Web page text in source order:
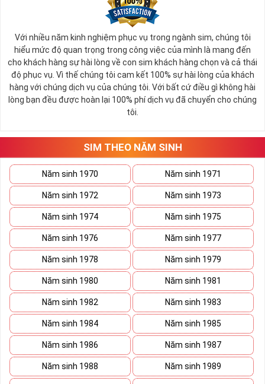
Ý nghĩa sim tứ quý 2
Theo quan niệm phong thủy
Số 2 tượng trưng cho sự cân bằng, hài hòa của âm dương và đất
trời. Sự cân bằng này giúp cho mọi việc đều thuận lợi và mang lại
nhiều may mắn trong cuộc sống và kinh doanh.
Số 2 còn biểu trưng cho lòng tốt, sự ổn định và tính hai mặt của
mọi vấn đề. Số 2 giúp cho họ có được sự lựa chọn, để đưa ra
những hướng giải quyết đúng đắn nhắt.
tứ 2 cùng xuất hiện trong một dãy số sim càng giúp cho ý nghĩa
sim tứ quýtăng lên gấp bội. Sở hữu sim Tứ Quý 2 giúp khích lệ tinh
thần người sở hữu là không sợ bất cứ điều gì mà hãy cứ làm thì
mọi điều tốt đẹp và may mắn ắt sẽ đến.
Lợi ích sim Tứ Quý 2 mang lại là gì?
Với nhiều năm kinh nghiệm phục vụ trong ngành sim, chúng tôi
hiểu mức độ quan trọng trong công việc của mình là mang đến
cho khách hàng sự hài lòng về con sim khách hàng chọn và cả thái
độ phục vụ. Vì thế chúng tôi cam kết 100% sự hài lòng của khách
hàng với chúng dịch vụ của chúng tôi. Với bất cứ điều gì không hài
lòng bạn đều được hoàn lại 100% phí dịch vụ đã chuyển cho chúng
tôi.
SIM THEO NĂM SINH
Năm sinh 1970 Năm sinh 1971
Năm sinh 1972 Năm sinh 1973
Năm sinh 1974 Năm sinh 1975
Năm sinh 1976 Năm sinh 1977
Năm sinh 1978 Năm sinh 1979
Năm sinh 1980 Năm sinh 1981
Năm sinh 1982 Năm sinh 1983
Năm sinh 1984 Năm sinh 1985
Năm sinh 1986 Năm sinh 1987
Năm sinh 1988 Năm sinh 1989